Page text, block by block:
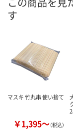
す
マスキ 竹丸串 使い捨て
￥1,395～（税込）